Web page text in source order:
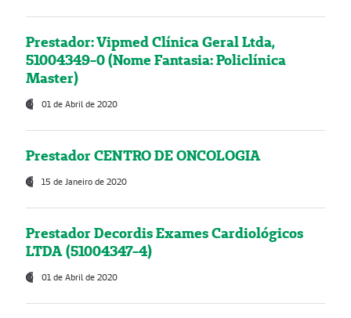
Prestador: Vipmed Clínica Geral Ltda,
51004349-0 (Nome Fantasia: Policlínica
Master)
01 de Abril de 2020
Prestador CENTRO DE ONCOLOGIA
15 de Janeiro de 2020
Prestador Decordis Exames Cardiológicos
LTDA (51004347-4)
01 de Abril de 2020